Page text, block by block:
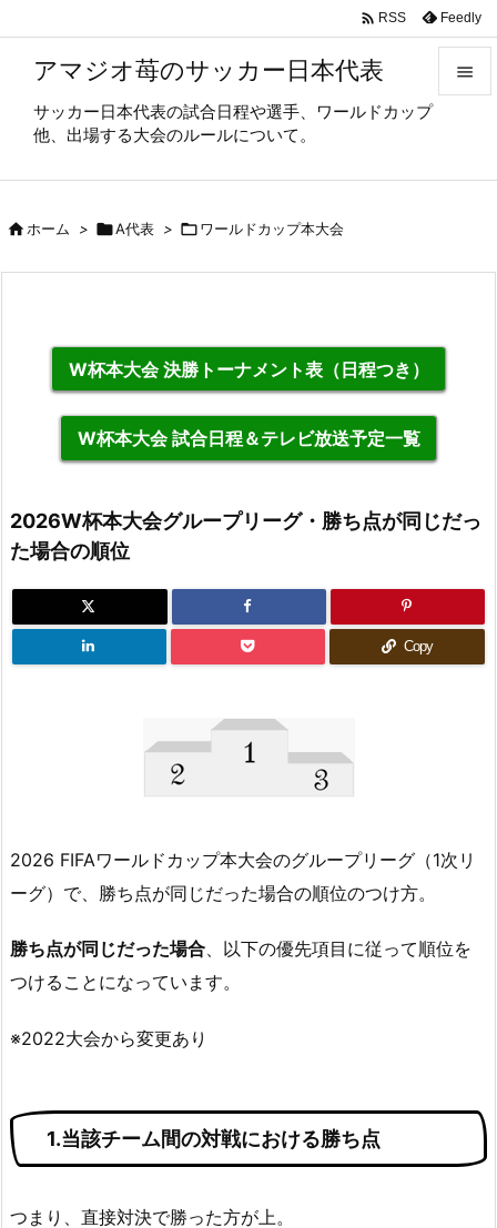
アマジオ苺のサッカー日本代表
サッカー日本代表の試合日程や選手、ワールドカップ
他、出場する大会のルールについて。


 RSS Feedly
ホーム > A代表 > ワールドカップ本大会
W杯本大会 決勝トーナメント表（日程つき）
W杯本大会 試合日程＆テレビ放送予定一覧
2026W杯本大会グループリーグ・勝ち点が同じだっ
た場合の順位
Copy
2026 FIFAワールドカップ本大会のグループリーグ（1次リ
ーグ）で、勝ち点が同じだった場合の順位のつけ方。
勝ち点が同じだった場合、以下の優先項目に従って順位を
つけることになっています。
※2022大会から変更あり
1.当該チーム間の対戦における勝ち点
つまり、直接対決で勝った方が上。